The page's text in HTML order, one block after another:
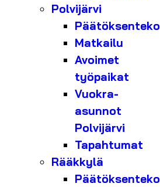
Polvijärvi
Päätöksenteko
Matkailu
Avoimet
työpaikat
Vuokra-
asunnot
Polvijärvi
Tapahtumat
Rääkkylä
Päätöksenteko